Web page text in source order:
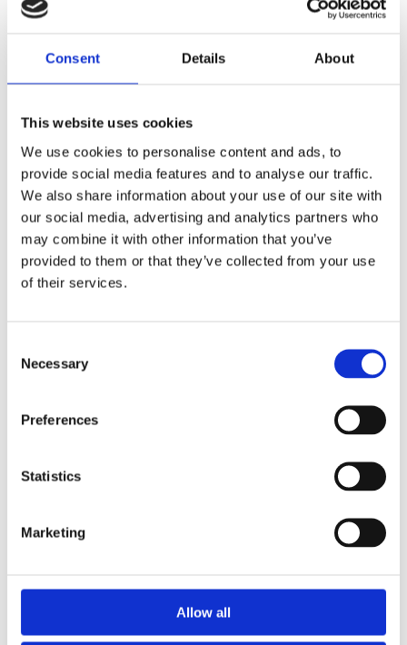
Consent Details About
This website uses cookies
We use cookies to personalise content and ads, to
provide social media features and to analyse our traffic.
We also share information about your use of our site with
our social media, advertising and analytics partners who
may combine it with other information that you’ve
provided to them or that they’ve collected from your use
of their services.
Selection
Necessary
Preferences
Statistics
Marketing
Allow all
Laktát dehidrogenáz
Kreatin-kináz (CK)
Húgysav
Inzulin
Glükóz (vércukor)
Nátrium (Na)
Kálium (K)
Klorid (Cl)
C reaktív protein (CRP)
HDL koleszterin
Triglicerid